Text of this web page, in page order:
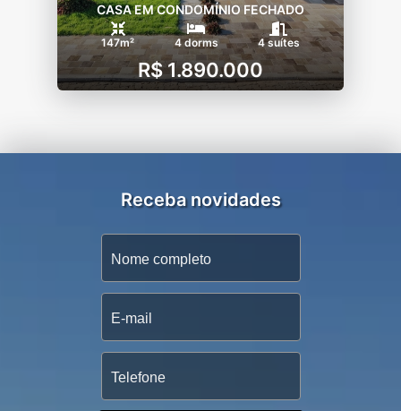
CASA EM CONDOMÍNIO FECHADO
147m² 4 dorms 4 suítes
R$ 1.890.000
Receba novidades